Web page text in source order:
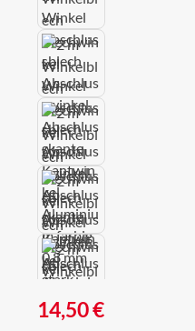
Regulärer Preis:
14,50 €